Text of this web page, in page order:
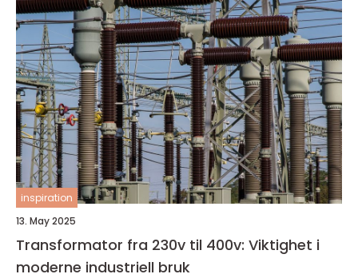
inspiration
13. May 2025
Transformator fra 230v til 400v: Viktighet i
moderne industriell bruk